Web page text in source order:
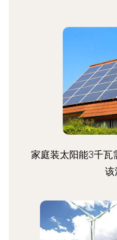
家庭装太阳能3千瓦
该